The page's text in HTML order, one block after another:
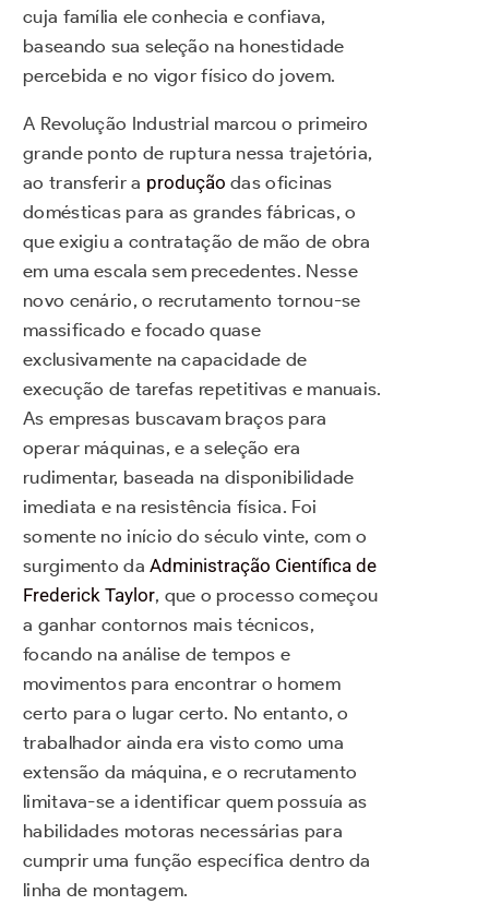
cuja família ele conhecia e confiava,
baseando sua seleção na honestidade
percebida e no vigor físico do jovem.
A Revolução Industrial marcou o primeiro
grande ponto de ruptura nessa trajetória,
ao transferir a produção das oficinas
domésticas para as grandes fábricas, o
que exigiu a contratação de mão de obra
em uma escala sem precedentes. Nesse
novo cenário, o recrutamento tornou-se
massificado e focado quase
exclusivamente na capacidade de
execução de tarefas repetitivas e manuais.
As empresas buscavam braços para
operar máquinas, e a seleção era
rudimentar, baseada na disponibilidade
imediata e na resistência física. Foi
somente no início do século vinte, com o
surgimento daAdministração Científica de
Frederick Taylor, que o processo começou
a ganhar contornos mais técnicos,
focando na análise de tempos e
movimentos para encontrar o homem
certo para o lugar certo. No entanto, o
trabalhador ainda era visto como uma
extensão da máquina, e o recrutamento
limitava-se a identificar quem possuía as
habilidades motoras necessárias para
cumprir uma função específica dentro da
linha de montagem.